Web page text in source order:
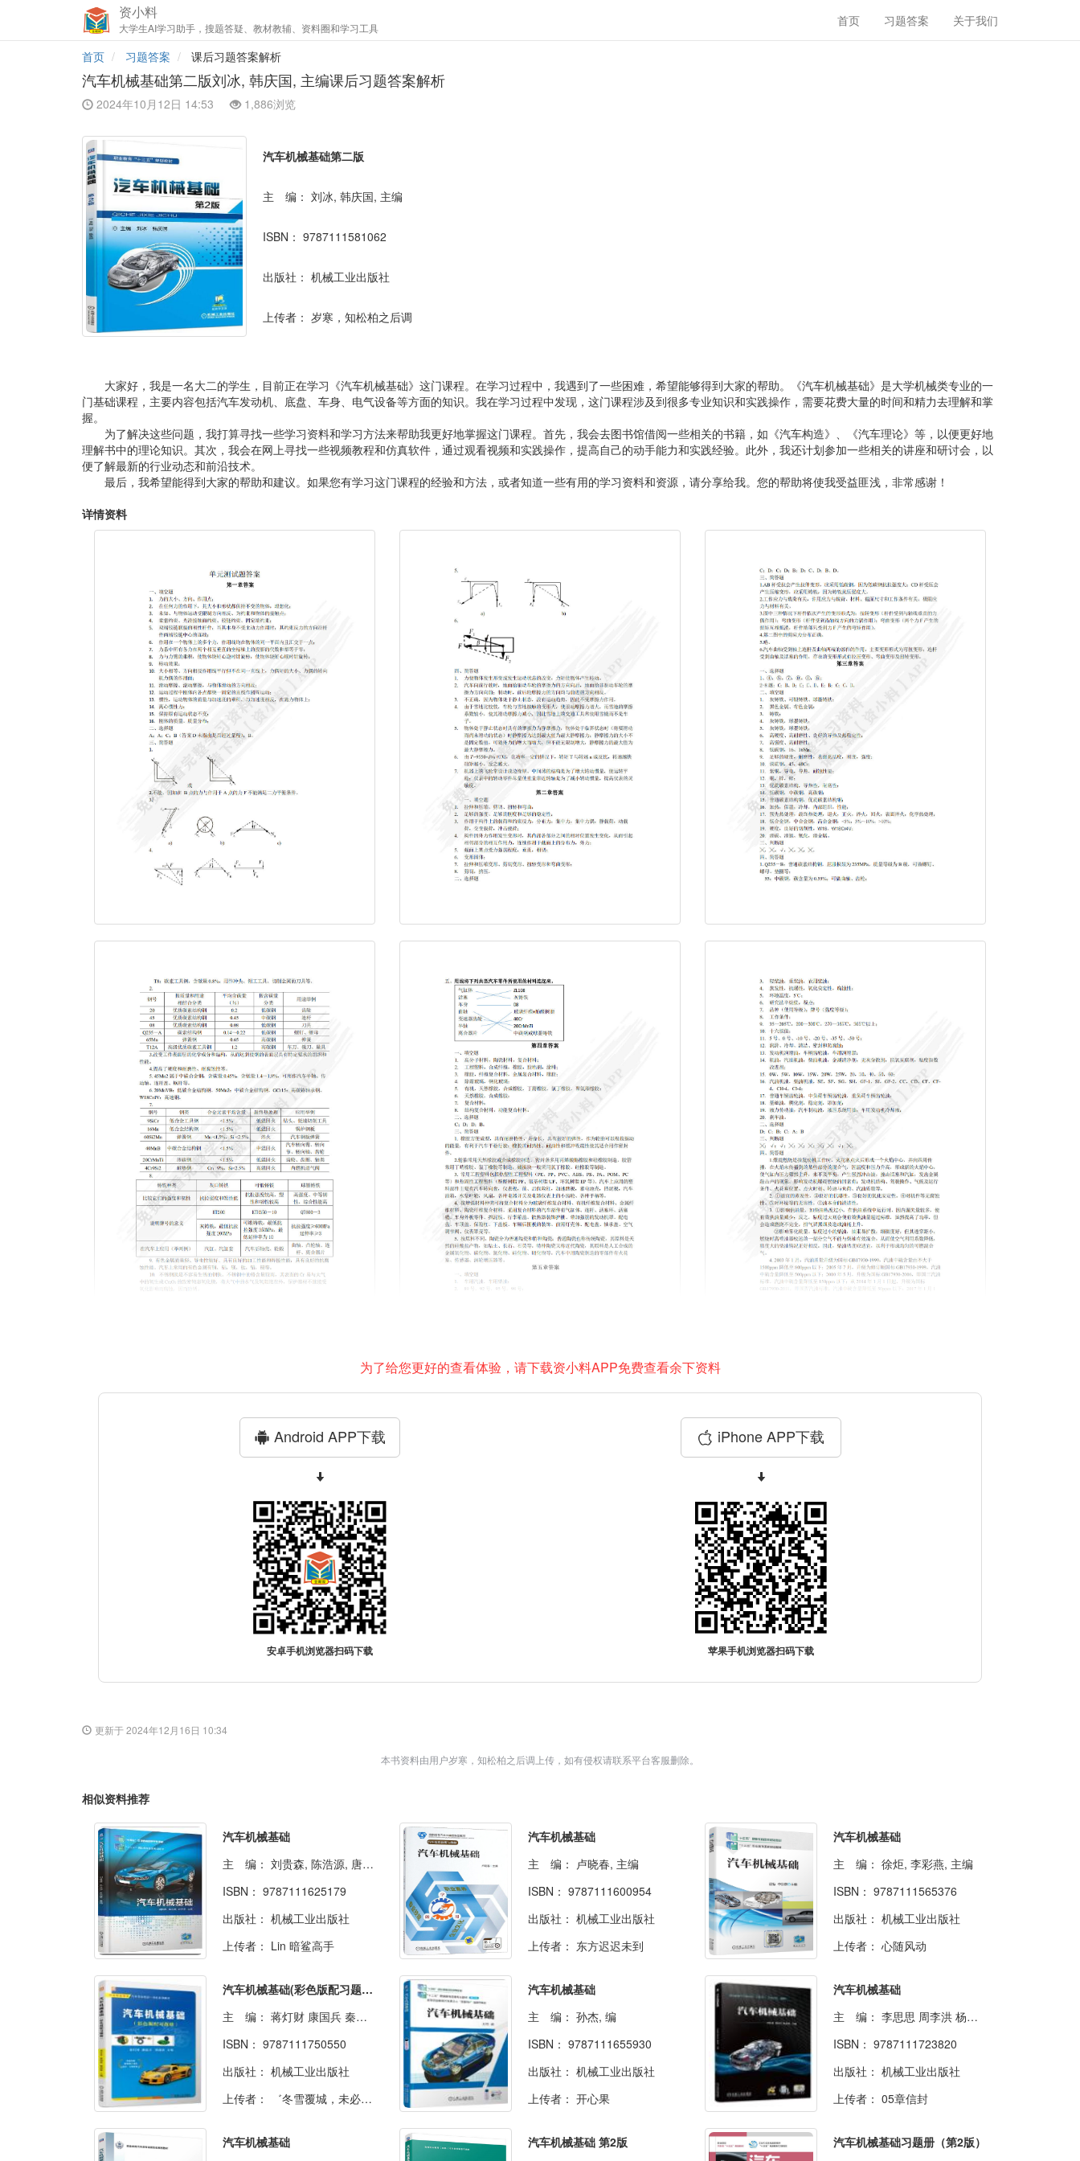
资小料
大学生AI学习助手，搜题答疑、教材教辅、资料圈和学习工具 首页 习题答案 关于我们
首页 习题答案 课后习题答案解析
汽车机械基础第二版刘冰, 韩庆国, 主编课后习题答案解析
2024年10月12日 14:53 1,886浏览
汽车机械基础第二版
主 编： 刘冰, 韩庆国, 主编
ISBN： 9787111581062
出版社： 机械工业出版社
上传者： 岁寒，知松柏之后调
大家好，我是一名大二的学生，目前正在学习《汽车机械基础》这门课程。在学习过程中，我遇到了一些困难，希望能够得到大家的帮助。《汽车机械基础》是大学机械类专业的一
门基础课程，主要内容包括汽车发动机、底盘、车身、电气设备等方面的知识。我在学习过程中发现，这门课程涉及到很多专业知识和实践操作，需要花费大量的时间和精力去理解和掌
握。
为了解决这些问题，我打算寻找一些学习资料和学习方法来帮助我更好地掌握这门课程。首先，我会去图书馆借阅一些相关的书籍，如《汽车构造》、《汽车理论》等，以便更好地
理解书中的理论知识。其次，我会在网上寻找一些视频教程和仿真软件，通过观看视频和实践操作，提高自己的动手能力和实践经验。此外，我还计划参加一些相关的讲座和研讨会，以
便了解最新的行业动态和前沿技术。
最后，我希望能得到大家的帮助和建议。如果您有学习这门课程的经验和方法，或者知道一些有用的学习资料和资源，请分享给我。您的帮助将使我受益匪浅，非常感谢！
详情资料
为了给您更好的查看体验，请下载资小料APP免费查看余下资料
Android APP下载
安卓手机浏览器扫码下载
iPhone APP下载
苹果手机浏览器扫码下载
更新于 2024年12月16日 10:34
本书资料由用户岁寒，知松柏之后调上传，如有侵权请联系平台客服删除。
相似资料推荐
汽车机械基础
主 编： 刘贵森, 陈浩源, 唐启贵, 主编
ISBN： 9787111625179
出版社： 机械工业出版社
上传者： Lin 暗鲨高手
汽车机械基础
主 编： 卢晓春, 主编
ISBN： 9787111600954
出版社： 机械工业出版社
上传者： 东方迟迟未到
汽车机械基础
主 编： 徐炬, 李彩燕, 主编
ISBN： 9787111565376
出版社： 机械工业出版社
上传者： 心随风动
汽车机械基础(彩色版配习题册)
主 编： 蒋灯财 康国兵 秦国锋
ISBN： 9787111750550
出版社： 机械工业出版社
上传者：
゛冬雪覆城，未必寒冷ヤ
汽车机械基础
主 编： 孙杰, 编
ISBN： 9787111655930
出版社： 机械工业出版社
上传者： 开心果
汽车机械基础
主 编： 李思思 周李洪 杨承阁
ISBN： 9787111723820
出版社： 机械工业出版社
上传者： 05章信封
汽车机械基础
汽车机械基础 第2版
汽车机械基础习题册（第2版）